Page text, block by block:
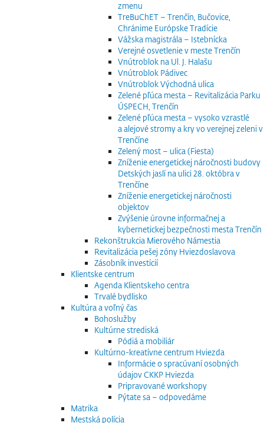
zmenu
TreBuChET – Trenčín, Bučovice,
Chránime Európske Tradície
Vážska magistrála – Istebnícka
Verejné osvetlenie v meste Trenčín
Vnútroblok na Ul. J. Halašu
Vnútroblok Pádivec
Vnútroblok Východná ulica
Zelené pľúca mesta – Revitalizácia Parku
ÚSPECH, Trenčín
Zelené pľúca mesta – vysoko vzrastlé
a alejové stromy a kry vo verejnej zeleni v
Trenčíne
Zelený most – ulica (Fiesta)
Zníženie energetickej náročnosti budovy
Detských jaslí na ulici 28. októbra v
Trenčíne
Zníženie energetickej náročnosti
objektov
Zvýšenie úrovne informačnej a
kybernetickej bezpečnosti mesta Trenčín
Rekonštrukcia Mierového Námestia
Revitalizácia pešej zóny Hviezdoslavova
Zásobník investícií
Klientske centrum
Agenda Klientskeho centra
Trvalé bydlisko
Kultúra a voľný čas
Bohoslužby
Kultúrne strediská
Pódiá a mobiliár
Kultúrno-kreatívne centrum Hviezda
Informácie o spracúvaní osobných
údajov CKKP Hviezda
Pripravované workshopy
Pýtate sa – odpovedáme
Matrika
Mestská polícia